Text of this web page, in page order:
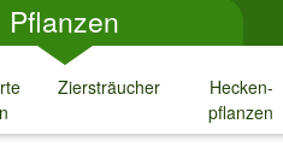
Pflanzen
Ziersträucher
↓
Hecken-
pflanzen
↓